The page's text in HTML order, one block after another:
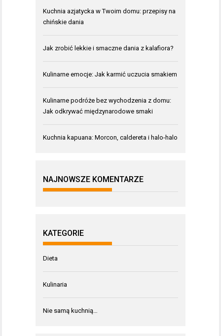
Kuchnia azjatycka w Twoim domu: przepisy na
chińskie dania
Jak zrobić lekkie i smaczne dania z kalafiora?
Kulinarne emocje: Jak karmić uczucia smakiem
Kulinarne podróże bez wychodzenia z domu:
Jak odkrywać międzynarodowe smaki
Kuchnia kapuana: Morcon, caldereta i halo-halo
NAJNOWSZE KOMENTARZE
KATEGORIE
Dieta
Kulinaria
Nie samą kuchnią…